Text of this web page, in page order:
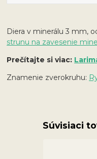
Diera v minerálu 3 mm,
strunu na zavesenie
Prečítajte si viac:
Znamenie zverokruhu:
Súvisiaci